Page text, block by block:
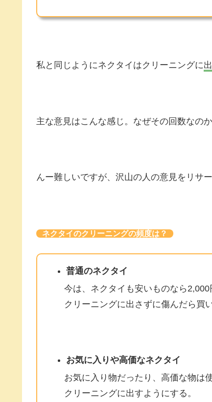
私と同じようにネクタイはクリーニングに
主な意見はこんな感じ。なぜその回数なの
んー難しいですが、沢山の人の意見をリサ
ネクタイのクリーニングの頻度は？
普通のネクタイ
今は、ネクタイも安いものなら
クリーニングに出さずに傷んだら買
お気に入りや高価なネクタイ
お気に入り物だったり、高価な物は
クリーニングに出すようにする。